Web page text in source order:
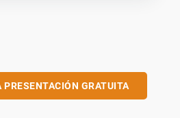
PRESENTACIÓN GRATUITA